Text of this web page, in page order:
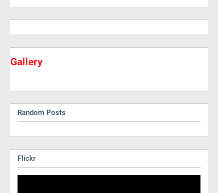
Gallery
Random Posts
Flickr